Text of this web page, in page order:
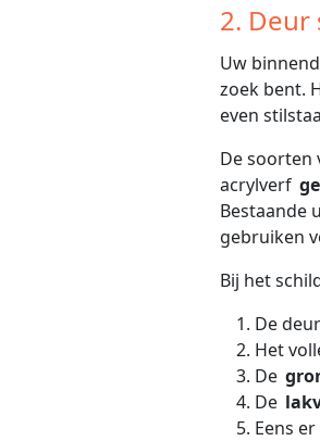
2. Deur
Uw
zoek bent.
even
De soorten
acrylverf
Bestaande
gebruiken
Bij het
De
Het
De
De
Eens